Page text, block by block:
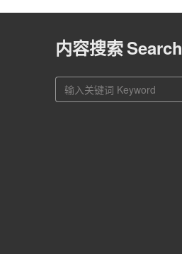
内容搜索Search
内